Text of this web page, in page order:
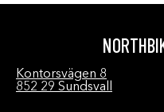
Kontorsvägen 8
852 29 Sundsvall